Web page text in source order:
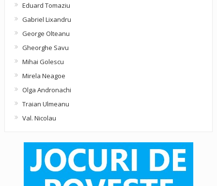
Eduard Tomaziu
Gabriel Lixandru
George Olteanu
Gheorghe Savu
Mihai Golescu
Mirela Neagoe
Olga Andronachi
Traian Ulmeanu
Val. Nicolau